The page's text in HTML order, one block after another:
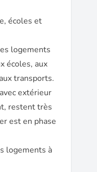
écoles et
logements
écoles, aux
transports.
extérieur
restent très
est en phase
logements à